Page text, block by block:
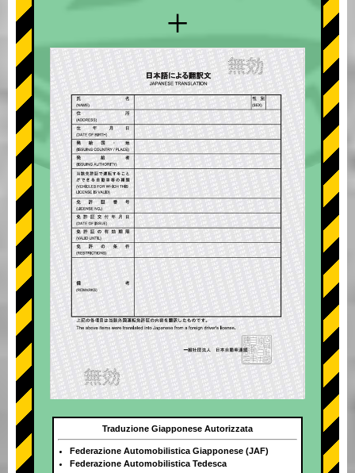
+
Traduzione Giapponese Autorizzata
Federazione Automobilistica Giapponese (JAF)
Federazione Automobilistica Tedesca